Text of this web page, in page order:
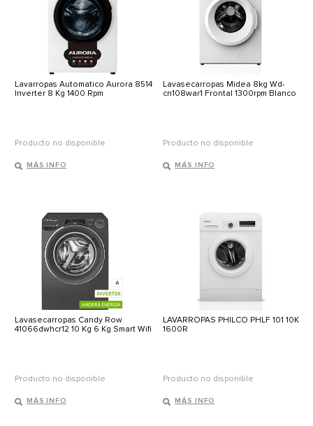
Lavarropas Automatico Aurora 8514
Inverter 8 Kg 1400 Rpm
Producto no disponible
MÁS INFO
Lavasecarropas Midea 8kg Wd-
cn108war1 Frontal 1300rpm Blanco
Producto no disponible
MÁS INFO
Lavasecarropas Candy Row
41066dwhcr12 10 Kg 6 Kg Smart Wifi
Producto no disponible
MÁS INFO
LAVARROPAS PHILCO PHLF 101 10K
1600R
Producto no disponible
MÁS INFO